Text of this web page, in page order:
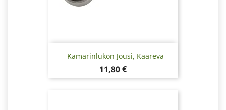
Kamarinlukon Jousi, Kaareva
Hinta
11,80 €